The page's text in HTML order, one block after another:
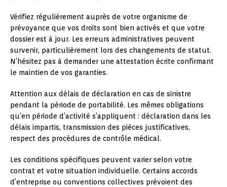
Vérifiez régulièrement auprès de votre organisme de
prévoyance que vos droits sont bien activés et que votre
dossier est à jour. Les erreurs administratives peuvent
survenir, particulièrement lors des changements de statut.
N’hésitez pas à demander une attestation écrite confirmant
le maintien de vos garanties.
Attention aux délais de déclaration en cas de sinistre
pendant la période de portabilité. Les mêmes obligations
qu’en période d’activité s’appliquent : déclaration dans les
délais impartis, transmission des pièces justificatives,
respect des procédures de contrôle médical.
Les conditions spécifiques peuvent varier selon votre
contrat et votre situation individuelle. Certains accords
d’entreprise ou conventions collectives prévoient des